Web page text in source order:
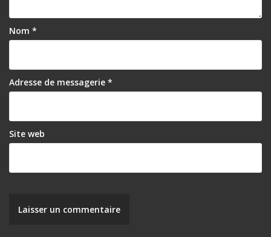
l
’
r
t
c
e
Nom *
Adresse de messagerie *
Site web